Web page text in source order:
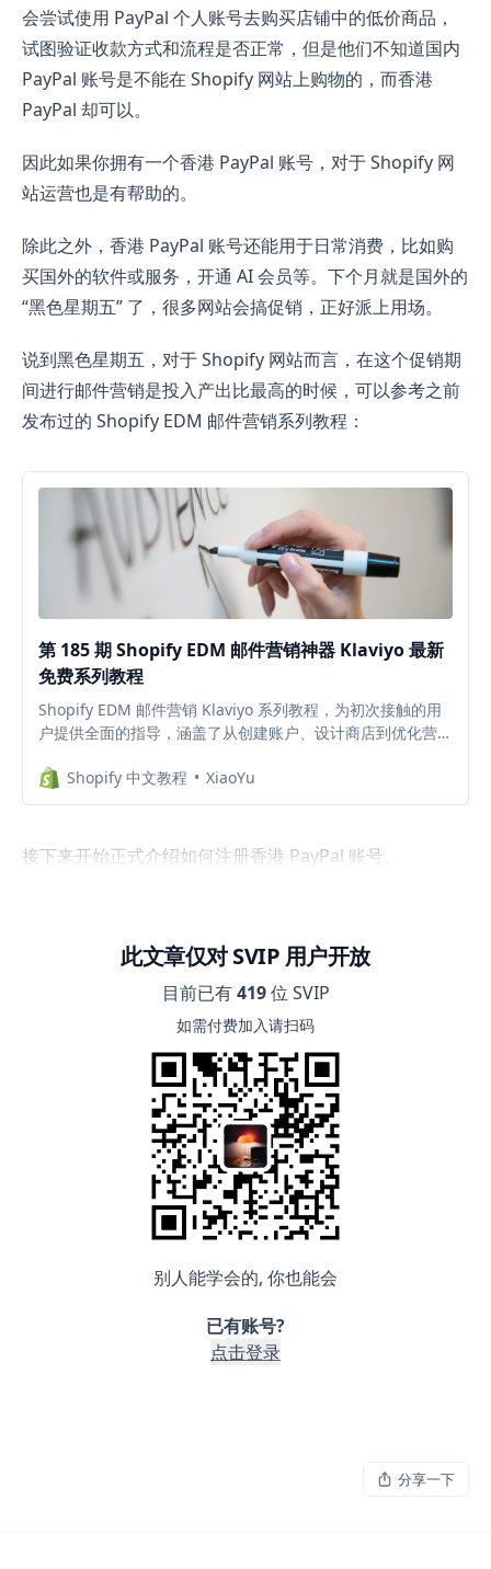
会尝试使用 PayPal 个人账号去购买店铺中的低价商品，
试图验证收款方式和流程是否正常，但是他们不知道国内
PayPal 账号是不能在 Shopify 网站上购物的，而香港
PayPal 却可以。
因此如果你拥有一个香港 PayPal 账号，对于 Shopify 网
站运营也是有帮助的。
除此之外，香港 PayPal 账号还能用于日常消费，比如购
买国外的软件或服务，开通 AI 会员等。下个月就是国外的
“黑色星期五” 了，很多网站会搞促销，正好派上用场。
说到黑色星期五，对于 Shopify 网站而言，在这个促销期
间进行邮件营销是投入产出比最高的时候，可以参考之前
发布过的 Shopify EDM 邮件营销系列教程：
第 185 期 Shopify EDM 邮件营销神器 Klaviyo 最新
免费系列教程
Shopify EDM 邮件营销 Klaviyo 系列教程，为初次接触的用
户提供全面的指导，涵盖了从创建账户、设计商店到优化营销
速上手 Klaviyo 平台，有效提升电商运营能力。不仅适用于新
手，也可为已有一定经验的商家提供更多技巧。
Shopify 中文教程 XiaoYu
接下来开始正式介绍如何注册香港 PayPal 账号。
此文章仅对 SVIP 用户开放
目前已有419位 SVIP
如需付费加入请扫码
别人能学会的, 你也能会
已有账号?
点击登录
分享一下